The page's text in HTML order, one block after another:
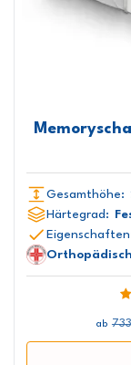
Gesamthöhe:
Härtegrad:
ab